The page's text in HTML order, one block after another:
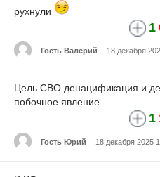
рухнули
1
Гость Валерий 18 декабря
Цель СВО денацификация и
побочное явление
1
Гость Юрий 18 декабря 2025